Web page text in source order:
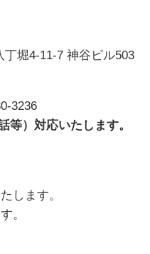
丁堀4-11-7 神谷ビル503
3236
等）対応いたします。
します。
。